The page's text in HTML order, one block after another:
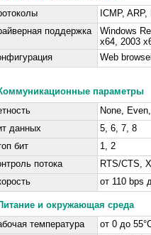
ICMP,
поддержка
Windows
x64, 2003
Web
параметры
None,
данных
5, 6, 7, 8
бит
1, 2
потока
RTS/CTS,
от 110 bps
и окружающая среда
температура
от 0 до